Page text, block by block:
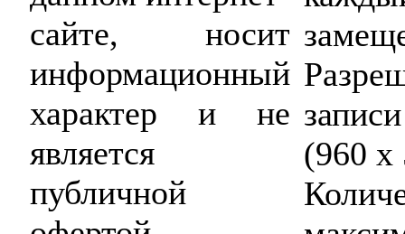
сайте, носит
информационный
характер и не
является
публичной
(960 x